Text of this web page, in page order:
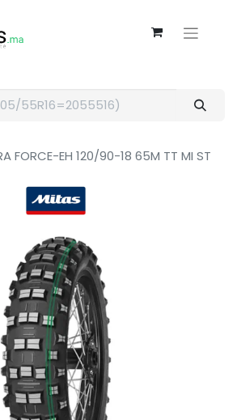
FORCE-EH 120/90-18 65M TT MI ST